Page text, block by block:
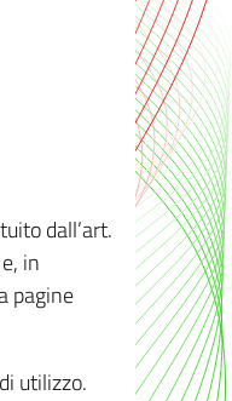
dall’art.
in
pagine
utilizzo.